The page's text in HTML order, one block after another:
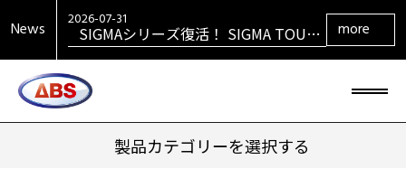
News STRIKER HYBRID発売！
2026-07-31
SIGMAシリーズ復活！ SIGMA TOUR
PEARL発売！
2026-07-29
大岡産業レディース ［THE OPEN] ト
ーナメント 2026 優勝！
2026-06-30
HONEY BADGERシリーズ最新作
HONEY BADGER DARKOUT発売！
more
製品カテゴリーを選択する